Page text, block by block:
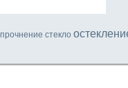
стекло